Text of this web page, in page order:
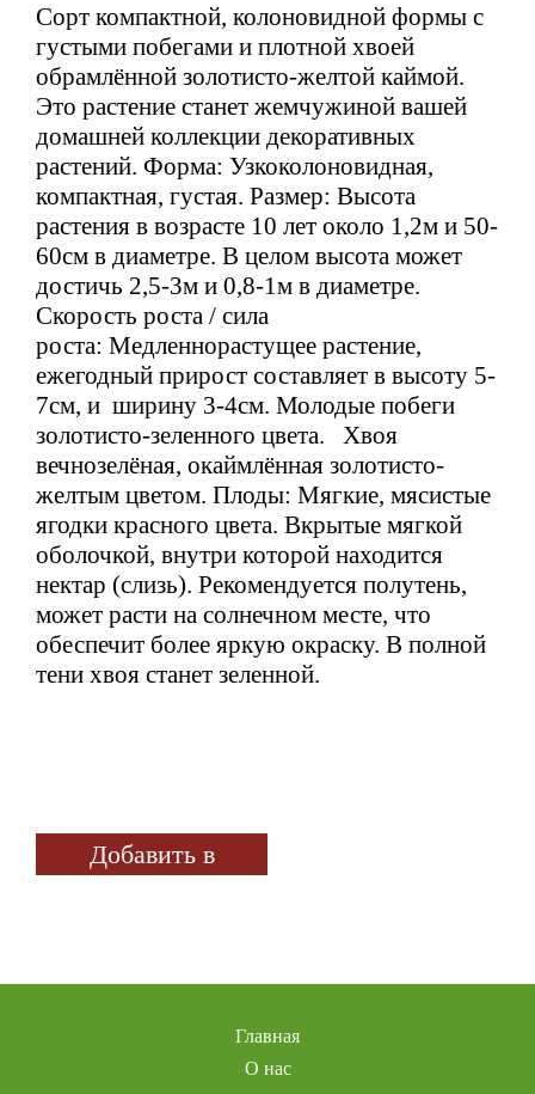
Сорт компактной, колоновидной формы с
густыми побегами и плотной хвоей
обрамлённой золотисто-желтой каймой.
Это растение станет жемчужиной вашей
домашней коллекции декоративных
растений. Форма: Узкоколоновидная,
компактная, густая. Размер: Высота
растения в возрасте 10 лет около 1,2м и 50-
60см в диаметре. В целом высота может
достичь 2,5-3м и 0,8-1м в диаметре.
Скорость роста / сила
роста: Медленнорастущее растение,
ежегодный прирост составляет в высоту 5-
7см, и ширину 3-4см. Молодые побеги
золотисто-зеленного цвета. Хвоя
вечнозелёная, окаймлённая золотисто-
желтым цветом. Плоды: Мягкие, мясистые
ягодки красного цвета. Вкрытые мягкой
оболочкой, внутри которой находится
нектар (слизь). Рекомендуется полутень,
может расти на солнечном месте, что
обеспечит более яркую окраску. В полной
тени хвоя станет зеленной.
Добавить в
Главная
О нас